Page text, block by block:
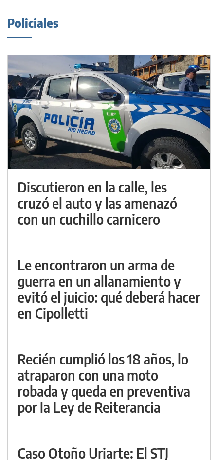
Policiales
Discutieron en la calle, les
cruzó el auto y las amenazó
con un cuchillo carnicero
Le encontraron un arma de
guerra en un allanamiento y
evitó el juicio: qué deberá hacer
en Cipolletti
Recién cumplió los 18 años, lo
atraparon con una moto
robada y queda en preventiva
por la Ley de Reiterancia
Caso Otoño Uriarte: El STJ